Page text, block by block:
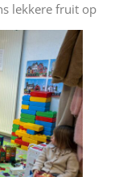
lekkere fruit op